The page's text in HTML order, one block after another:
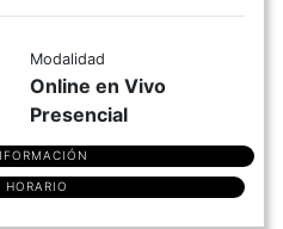
Modalidad
Online en Vivo
Presencial
HORARIO